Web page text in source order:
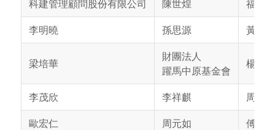
科建管理顧問股份有限公司 陳世煌 福霖
李明曉 孫思源 黃博滄
梁培華
財團法人
躍馬中原基金會
楊銘峰
李茂欣 李祥麒 周霞麗
歐宏仁 周元如 傅新彬